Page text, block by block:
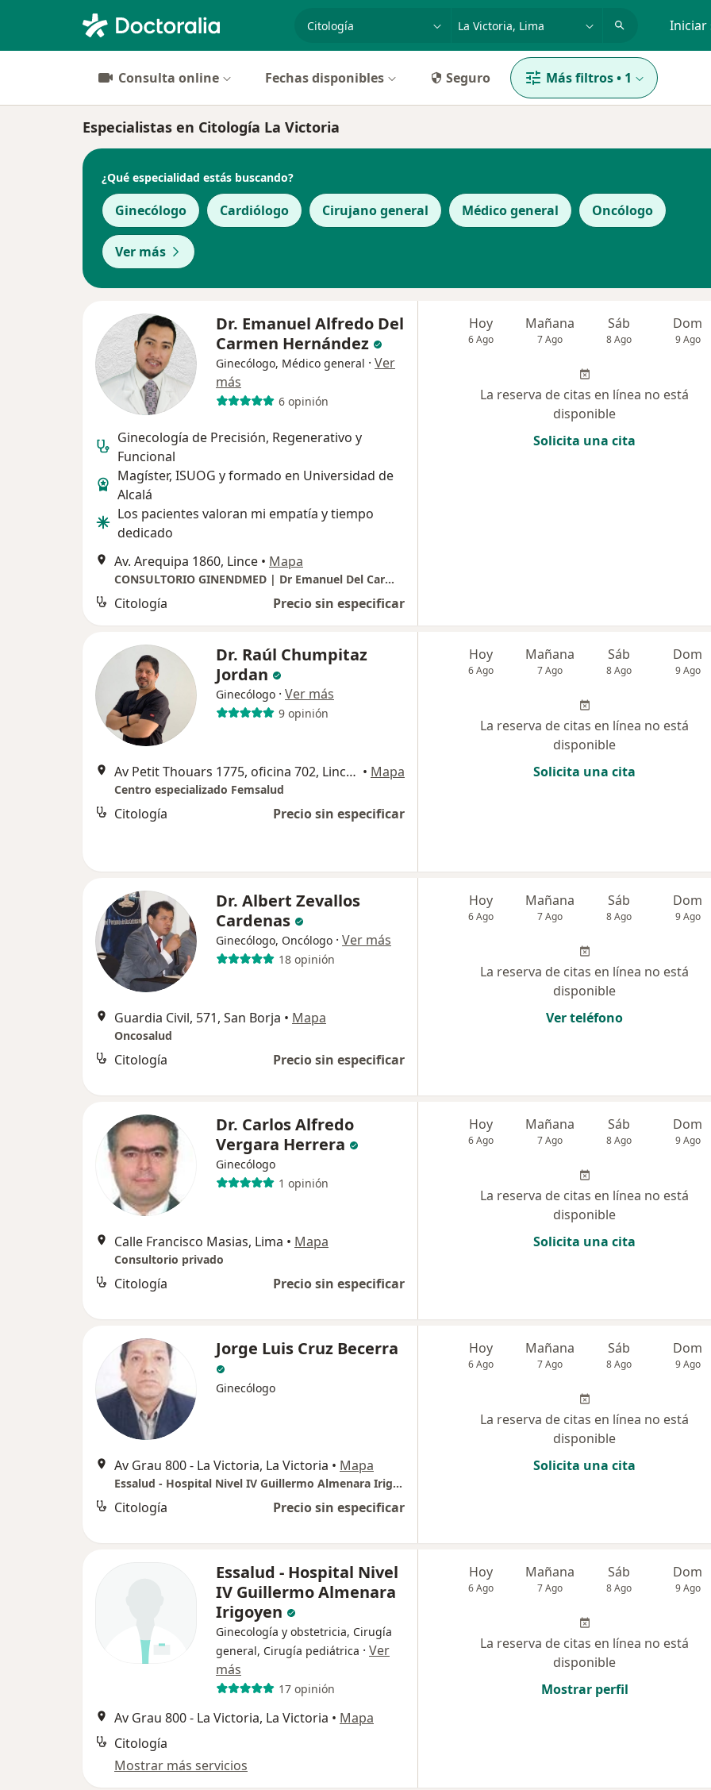
especialidad, enfermedad o nombre Iniciar
Consulta online Fechas disponibles Seguro Más filtros• 1
Especialistas en Citología La Victoria
¿Qué especialidad estás buscando?
Ginecólogo Cardiólogo Cirujano general Médico general Oncólogo
Ver más
Dr. Emanuel Alfredo Del
Carmen Hernández
Ginecólogo, Médico general · Ver
más
6 opinión
Ginecología de Precisión, Regenerativo y
Funcional
Magíster, ISUOG y formado en Universidad de
Alcalá
Los pacientes valoran mi empatía y tiempo
dedicado
Av. Arequipa 1860, Lince • Mapa
CONSULTORIO GINENDMED | Dr Emanuel Del Carmen
Citología Precio sin especificar
Hoy
6 Ago
Mañana
7 Ago
Sáb
8 Ago
Dom
9 Ago
La reserva de citas en línea no está
disponible
Solicita una cita
Dr. Raúl Chumpitaz
Jordan
Ginecólogo · Ver más
9 opinión
Av Petit Thouars 1775, oficina 702, Lince, Lince • Mapa
Centro especializado Femsalud
Citología Precio sin especificar
Hoy
6 Ago
Mañana
7 Ago
Sáb
8 Ago
Dom
9 Ago
La reserva de citas en línea no está
disponible
Solicita una cita
Dr. Albert Zevallos
Cardenas
Ginecólogo, Oncólogo · Ver más
18 opinión
Guardia Civil, 571, San Borja • Mapa
Oncosalud
Citología Precio sin especificar
Hoy
6 Ago
Mañana
7 Ago
Sáb
8 Ago
Dom
9 Ago
La reserva de citas en línea no está
disponible
Ver teléfono
Dr. Carlos Alfredo
Vergara Herrera
Ginecólogo
1 opinión
Calle Francisco Masias, Lima • Mapa
Consultorio privado
Citología Precio sin especificar
Hoy
6 Ago
Mañana
7 Ago
Sáb
8 Ago
Dom
9 Ago
La reserva de citas en línea no está
disponible
Solicita una cita
Jorge Luis Cruz Becerra
Ginecólogo
Av Grau 800 - La Victoria, La Victoria • Mapa
Essalud - Hospital Nivel IV Guillermo Almenara Irigoyen
Citología Precio sin especificar
Hoy
6 Ago
Mañana
7 Ago
Sáb
8 Ago
Dom
9 Ago
La reserva de citas en línea no está
disponible
Solicita una cita
Essalud - Hospital Nivel
IV Guillermo Almenara
Irigoyen
Ginecología y obstetricia, Cirugía
general, Cirugía pediátrica · Ver
más
17 opinión
Av Grau 800 - La Victoria, La Victoria • Mapa
Citología
Mostrar más servicios
Hoy
6 Ago
Mañana
7 Ago
Sáb
8 Ago
Dom
9 Ago
La reserva de citas en línea no está
disponible
Mostrar perfil